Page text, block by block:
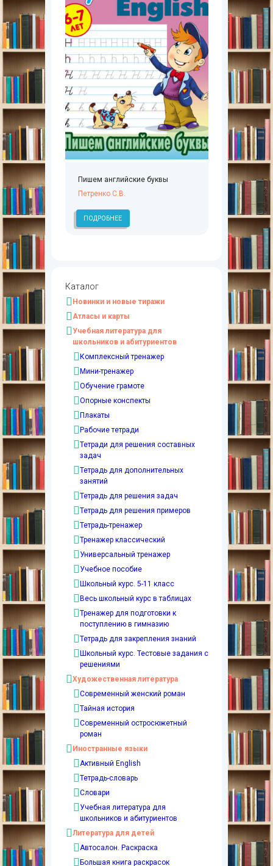
Пишем английские буквы
Петренко С.В.
ПОДРОБНЕЕ
Каталог
Новинки и новые тиражи
Атласы и карты
Учебная литература для
школьников и абитуриентов
Комплексный тренажер
Мини-тренажер
Обучение грамоте
Опорные конспекты
Плакаты
Рабочие тетради
Тетради для решения составных
задач
Тетрадь для дополнительных
занятий
Тетрадь для решения задач
Тетрадь для решения примеров
Тетрадь-тренажер
Тренажер классический
Универсальный тренажер
Учебное пособие
Школьный курс. 5-11 класс
Весь школьный курс в таблицах
Тренажер для подготовки к
поступлению в гимназию
Тетрадь для закрепления знаний
Школьный курс. Тестовые задания с
решениями
Художественная литература
Современный женский роман
Тайная история
Современный остросюжетный
роман
Иностранные языки
Активный English
Тетрадь-словарь
Словари
Учебная литература для
школьников и абитуриентов
Литература для детей
Автосалон. Раскраска
Большая книга раскрасок